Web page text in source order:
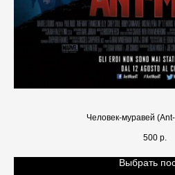
Человек-муравей
500 р.
Выбрать